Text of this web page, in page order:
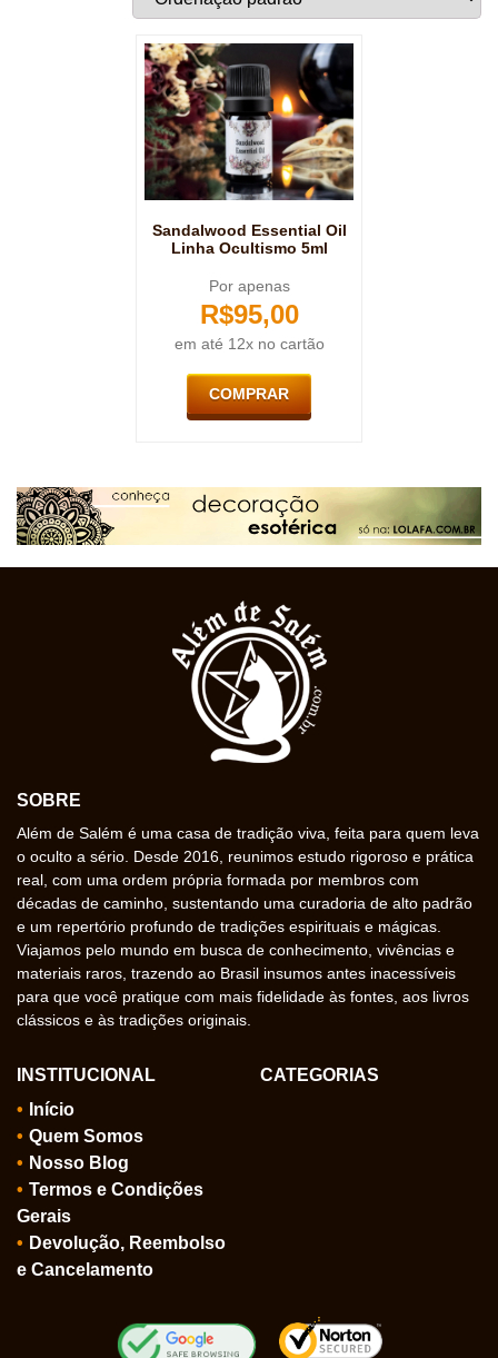
Sandalwood Essential Oil
Linha Ocultismo 5ml
Por apenas
R$95,00
em até 12x no cartão
COMPRAR
SOBRE
Além de Salém é uma casa de tradição viva, feita para quem leva
o oculto a sério. Desde 2016, reunimos estudo rigoroso e prática
real, com uma ordem própria formada por membros com
décadas de caminho, sustentando uma curadoria de alto padrão
e um repertório profundo de tradições espirituais e mágicas.
Viajamos pelo mundo em busca de conhecimento, vivências e
materiais raros, trazendo ao Brasil insumos antes inacessíveis
para que você pratique com mais fidelidade às fontes, aos livros
clássicos e às tradições originais.
INSTITUCIONAL
Início
Quem Somos
Nosso Blog
Termos e Condições
Gerais
Devolução, Reembolso
e Cancelamento
CATEGORIAS